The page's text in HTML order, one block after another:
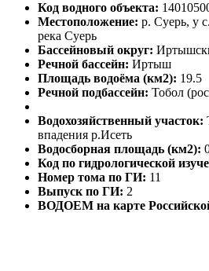
Код водного объекта:
Местоположение: р. Суерь, у
река Суерь
Бассейновый округ:
Речной бассейн: Иртыш
Площадь водоёма (км2): 19.5
Речной подбассейн: Тобол
Водохозяйственный участок:
впадения р.Исеть
Водосборная площадь (км2):
Код по гидрологической
Номер тома по ГИ: 11
Выпуск по ГИ: 2
ВОДОЕМ на карте